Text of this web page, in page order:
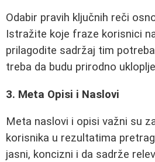
Odabir pravih ključnih reči
Istražite koje fraze korisnici
prilagodite sadržaj tim
treba da budu prirodno
3. Meta Opisi i Naslovi
Meta naslovi i opisi važni su
korisnika u rezultatima
jasni, koncizni i da sadrže